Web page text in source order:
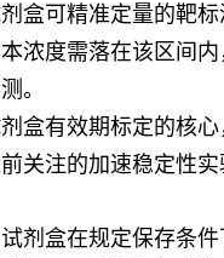
盒可精准定量的靶
浓度需落在该区间
。
盒有效期标定的核
关注的加速稳定性
剂盒在规定保存条件